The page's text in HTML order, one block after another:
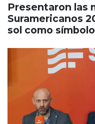
Presentaron las
Suramericanos
sol como